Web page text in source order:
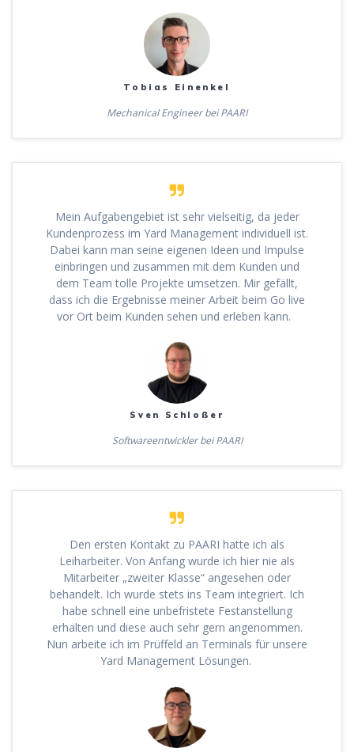
Tobias Einenkel
Mechanical Engineer bei PAARI
Mein Aufgabengebiet ist sehr vielseitig, da jeder
Kundenprozess im Yard Management individuell ist.
Dabei kann man seine eigenen Ideen und Impulse
einbringen und zusammen mit dem Kunden und
dem Team tolle Projekte umsetzen. Mir gefällt,
dass ich die Ergebnisse meiner Arbeit beim Go live
vor Ort beim Kunden sehen und erleben kann.
Sven Schloßer
Softwareentwickler bei PAARI
Den ersten Kontakt zu PAARI hatte ich als
Leiharbeiter. Von Anfang wurde ich hier nie als
Mitarbeiter „zweiter Klasse“ angesehen oder
behandelt. Ich wurde stets ins Team integriert. Ich
habe schnell eine unbefristete Festanstellung
erhalten und diese auch sehr gern angenommen.
Nun arbeite ich im Prüffeld an Terminals für unsere
Yard Management Lösungen.